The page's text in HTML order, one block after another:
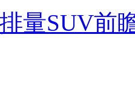
量SUV前